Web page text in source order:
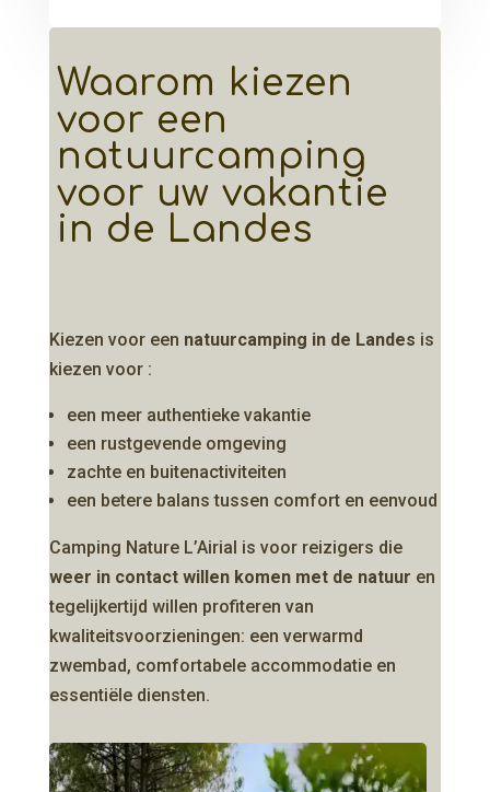
Waarom kiezen
voor een
natuurcamping
voor uw vakantie
in de Landes
Kiezen voor een natuurcamping in de Landes is
kiezen voor :
een meer authentieke vakantie
een rustgevende omgeving
zachte en buitenactiviteiten
een betere balans tussen comfort en eenvoud
Camping Nature L’Airial is voor reizigers die
weer in contact willen komen met de natuur en
tegelijkertijd willen profiteren van
kwaliteitsvoorzieningen: een verwarmd
zwembad, comfortabele accommodatie en
essentiële diensten.